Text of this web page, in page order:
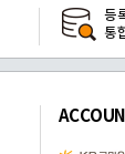
등
통